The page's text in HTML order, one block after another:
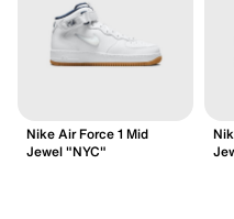
Nike Air Force 1 Mid
Jewel "NYC"